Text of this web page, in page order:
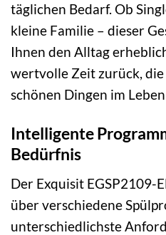
täglichen Bedarf. Ob
kleine Familie – dieser
Ihnen den Alltag
wertvolle Zeit zurück, die
schönen Dingen im
Intelligente
Bedürfnis
Der Exquisit EGSP2109-
über verschiedene
unterschiedlichste